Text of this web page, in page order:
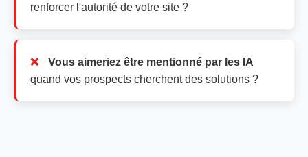
renforcer l'autorité de votre site ?
Vous aimeriez être mentionné par les IA
quand vos prospects cherchent des solutions ?